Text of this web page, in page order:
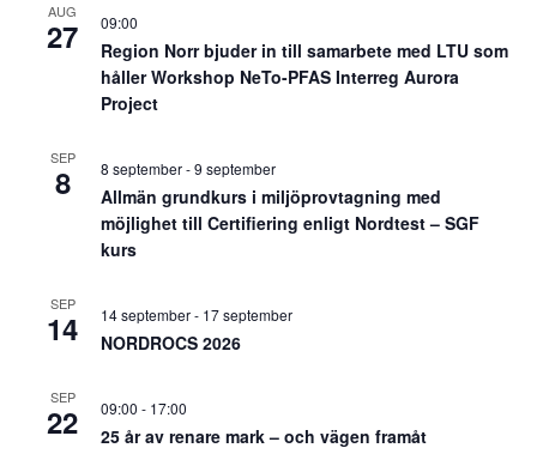
AUG
27 09:00
Region Norr bjuder in till samarbete med LTU som
håller Workshop NeTo-PFAS Interreg Aurora
Project
SEP
8 8 september-9 september
Allmän grundkurs i miljöprovtagning med
möjlighet till Certifiering enligt Nordtest – SGF
kurs
SEP
14 14 september- 17 september
NORDROCS 2026
SEP
22 09:00 - 17:00
25 år av renare mark – och vägen framåt